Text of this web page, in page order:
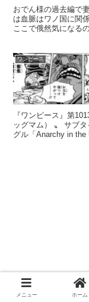
おでん様の過去編で
は血脈はワノ国に関
ここで俄然気になる
ワンピース
『ワンピース』第
ッグマム） 〟 サブ
グル「Anarchy in
メニュー ホーム